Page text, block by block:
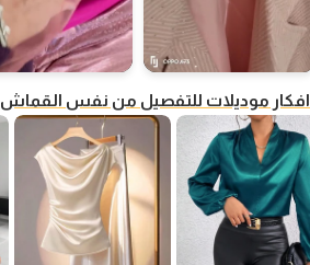
افكار موديلات للتفصيل من نفس القماش